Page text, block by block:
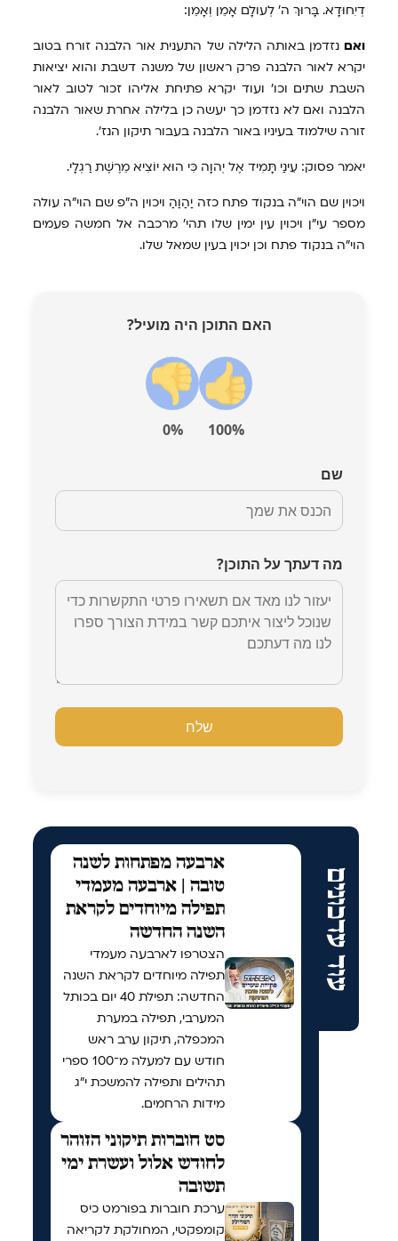
עוד עדכונים
ארבעה מפתחות לשנה
טובה | ארבעה מעמדי
תפילה מיוחדים לקראת
השנה החדשה
הצטרפו לארבעה מעמדי
תפילה מיוחדים לקראת השנה
החדשה: תפילת 40 יום בכותל
המערבי, תפילה במערת
המכפלה, תיקון ערב ראש
חודש עם למעלה מ־100 ספרי
תהילים ותפילה להמשכת י"ג
מידות הרחמים.
סט חוברות תיקוני הזוהר
לחודש אלול ועשרת ימי
תשובה
ערכת חוברות בפורמט כיס
קומפקטי, המחולקת לקריאה
דְיִחוּדָא. בָּרוּךְ ה' לְעולָם אָמֵן וְאָמֵן:
ואם נזדמן באותה הלילה של התענית אור הלבנה זורח בטוב
יקרא לאור הלבנה פרק ראשון של משנה דשבת והוא יציאות
השבת שתים וכו׳ ועוד יקרא פתיחת אליהו זכור לטוב לאור
הלבנה ואם לא נזדמן כך יעשה כן בלילה אחרת שאור הלבנה
זורה שילמוד בעיניו באור הלבנה בעבור תיקון הנז׳.
יאמר פסוק: עֵינַי תָּמִיד אֶל יְהוָה כִּי הוּא יוֹצִיא מֵרֶשֶׁת רַגְלָי.
ויכוין שם הוי״ה בנקוד פתח כזה יַהַוַהַ ויכוין ה״פ שם הוי״ה עולה
מספר עי״ן ויכוין עין ימין שלו תהי׳ מרכבה אל חמשה פעמים
הוי״ה בנקוד פתח וכן יכוין בעין שמאל שלו.
האם התוכן היה מועיל?
100%
0%
שם
מה דעתך על התוכן?